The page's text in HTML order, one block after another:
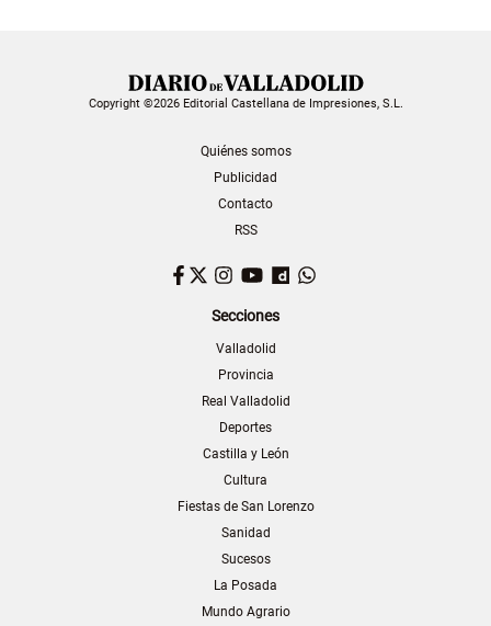
Copyright ©2026 Editorial Castellana de Impresiones, S.L.
Quiénes somos
Publicidad
Contacto
RSS
Facebook
TwitterInstagram
YouTubeDailymotion
Secciones
Valladolid
Provincia
Real Valladolid
Deportes
Castilla y León
Cultura
Fiestas de San Lorenzo
Sanidad
Sucesos
La Posada
Mundo Agrario